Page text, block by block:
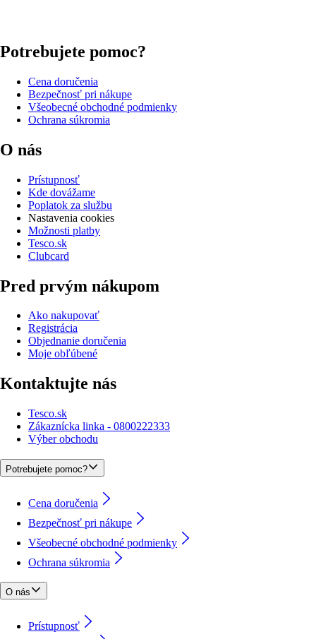
Potrebujete pomoc?
Cena doručenia
Bezpečnosť pri nákupe
Všeobecné obchodné podmienky
Ochrana súkromia
O nás
Prístupnosť
Kde dovážame
Poplatok za službu
Nastavenia cookies
Možnosti platby
Tesco.sk
Clubcard
Pred prvým nákupom
Ako nakupovať
Registrácia
Objednanie doručenia
Moje obľúbené
Kontaktujte nás
Tesco.sk
Zákaznícka linka - 0800222333
Výber obchodu
Potrebujete pomoc?
Cena doručenia
Bezpečnosť pri nákupe
Všeobecné obchodné podmienky
Ochrana súkromia
O nás
Prístupnosť